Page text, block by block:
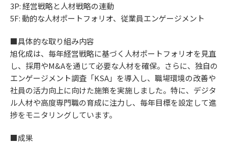
3P: 経営戦略と人材戦略の連動
5F: 動的な人材ポートフォリオ、従業員エンゲージメント
■具体的な取り組み内容
旭化成は、毎年経営戦略に基づく人材ポートフォリオを見直
し、採用やM&Aを通じて必要な人材を確保。さらに、独自の
エンゲージメント調査「KSA」を導入し、職場環境の改善や
社員の活力向上に向けた施策を実施しました。特に、デジタ
ル人材や高度専門職の育成に注力し、毎年目標を設定して進
捗をモニタリングしています。
■成果